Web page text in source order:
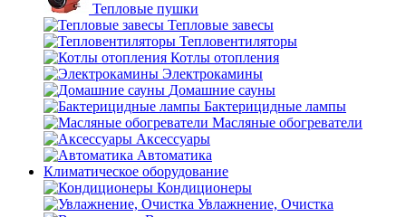
Тепловые пушки
Тепловые завесы
Тепловентиляторы
Котлы отопления
Электрокамины
Домашние сауны
Бактерицидные лампы
Масляные обогреватели
Аксессуары
Автоматика
Климатическое оборудование
Кондиционеры
Увлажнение, Очистка